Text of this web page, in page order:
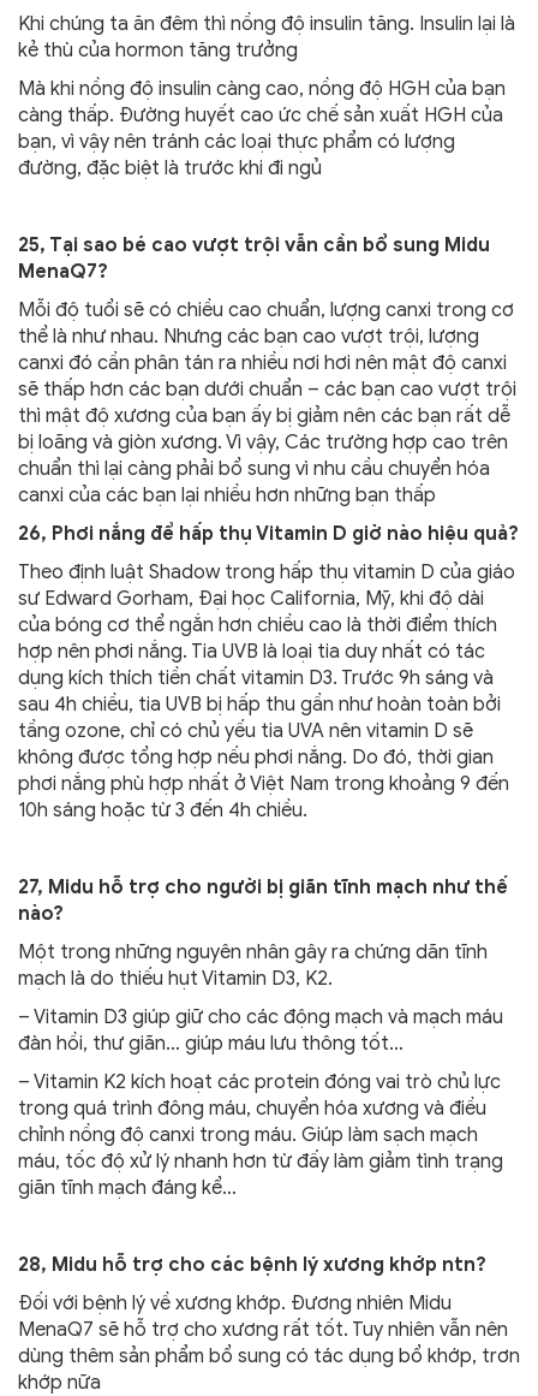
Khi chúng ta ăn đêm thì nồng độ insulin tăng. Insulin lại là
kẻ thù của hormon tăng trưởng
Mà khi nồng độ insulin càng cao, nồng độ HGH của bạn
càng thấp. Đường huyết cao ức chế sản xuất HGH của
bạn, vì vậy nên tránh các loại thực phẩm có lượng
đường, đặc biệt là trước khi đi ngủ
25, Tại sao bé cao vượt trội vẫn cần bổ sung Midu
MenaQ7?
Mỗi độ tuổi sẽ có chiều cao chuẩn, lượng canxi trong cơ
thể là như nhau. Nhưng các bạn cao vượt trội, lượng
canxi đó cần phân tán ra nhiều nơi hơi nên mật độ canxi
sẽ thấp hơn các bạn dưới chuẩn – các bạn cao vượt trội
thì mật độ xương của bạn ấy bị giảm nên các bạn rất dễ
bị loãng và giòn xương. Vì vậy, Các trường hợp cao trên
chuẩn thì lại càng phải bổ sung vì nhu cầu chuyển hóa
canxi của các bạn lại nhiều hơn những bạn thấp
26, Phơi nắng để hấp thụ Vitamin D giờ nào hiệu quả?
Theo định luật Shadow trong hấp thụ vitamin D của giáo
sư Edward Gorham, Đại học California, Mỹ, khi độ dài
của bóng cơ thể ngắn hơn chiều cao là thời điểm thích
hợp nên phơi nắng. Tia UVB là loại tia duy nhất có tác
dụng kích thích tiền chất vitamin D3. Trước 9h sáng và
sau 4h chiều, tia UVB bị hấp thu gần như hoàn toàn bởi
tầng ozone, chỉ có chủ yếu tia UVA nên vitamin D sẽ
không được tổng hợp nếu phơi nắng. Do đó, thời gian
phơi nắng phù hợp nhất ở Việt Nam trong khoảng 9 đến
10h sáng hoặc từ 3 đến 4h chiều.
27, Midu hỗ trợ cho người bị giãn tĩnh mạch như thế
nào?
Một trong những nguyên nhân gây ra chứng dãn tĩnh
mạch là do thiếu hụt Vitamin D3, K2.
– Vitamin D3 giúp giữ cho các động mạch và mạch máu
đàn hồi, thư giãn… giúp máu lưu thông tốt…
– Vitamin K2 kích hoạt các protein đóng vai trò chủ lực
trong quá trình đông máu, chuyển hóa xương và điều
chỉnh nồng độ canxi trong máu. Giúp làm sạch mạch
máu, tốc độ xử lý nhanh hơn từ đấy làm giảm tình trạng
giãn tĩnh mạch đáng kể…
28, Midu hỗ trợ cho các bệnh lý xương khớp ntn?
Đối với bệnh lý về xương khớp. Đương nhiên Midu
MenaQ7 sẽ hỗ trợ cho xương rất tốt. Tuy nhiên vẫn nên
dùng thêm sản phẩm bổ sung có tác dụng bổ khớp, trơn
khớp nữa